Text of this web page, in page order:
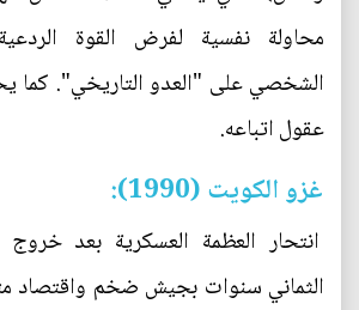
محاولة نفسية لفرض القوة
الشخصي على "العدو التاريخي". كما
عقول اتباعه.
غزو الكويت (1990):
انتحار العظمة العسكرية بعد
الثماني سنوات بجيش ضخم واقتصاد